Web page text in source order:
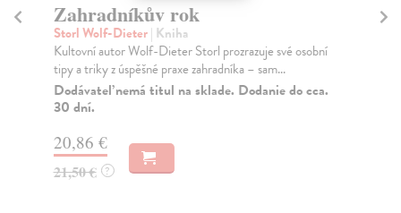
své osobní
do cca.
Zahradníkův rok
Trnková Klára
Kniha Karla Čapka – Zahradníkův rok je úsměvná
knížka plná postřehů, které vycházejí z autorových vl...
Na sklade ?
11,70 €